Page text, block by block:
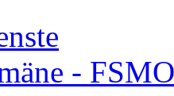
- FSMO